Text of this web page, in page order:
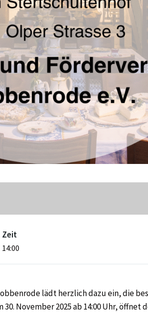
Zeit
14:00
lädt herzlich dazu ein, die
November 2025 ab 14:00 Uhr, öffnet